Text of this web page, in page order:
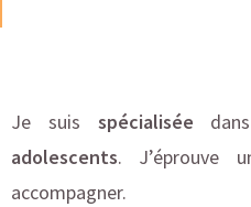
Je suis spécialisée
adolescents. J’éprouve
accompagner.